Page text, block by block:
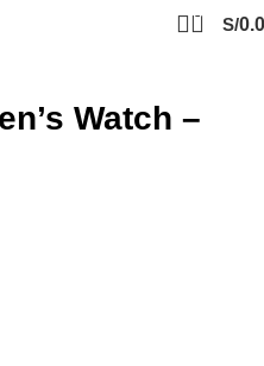
0
S/
Watch –